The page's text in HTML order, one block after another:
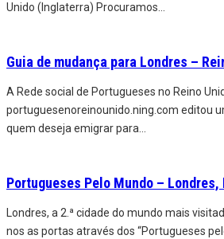
Unido (Inglaterra) Procuramos...
Guia de mudança para Londres –
A Rede social de Portugueses no Reino
portuguesenoreinounido.ning.com editou
quem deseja emigrar para...
Portugueses Pelo Mundo –
Londres, a 2.ª cidade do mundo mais
nos as portas através dos “Portugueses